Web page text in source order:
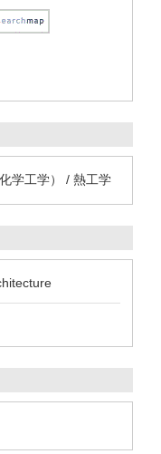
学工学） / 熱工学